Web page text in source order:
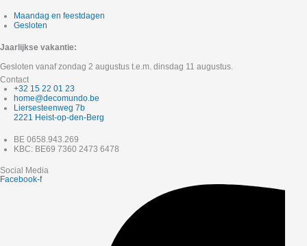
Maandag en feestdagen
Gesloten
Jaarlijkse vakantie:
Gesloten vanaf zondag 2 augustus t.e.m. dinsdag 11 augustus.
Contact
+32 15 22 01 23
home@decomundo.be
Liersesteenweg 7b
2221 Heist-op-den-Berg
BE 0658.943.269
KBC: BE69 7360 2473 6478
Social Media
Facebook-f